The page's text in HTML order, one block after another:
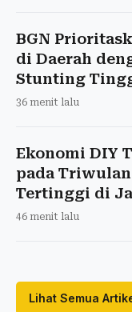
BGN
di Daerah
Stunting
36 menit lalu
Ekonomi DIY
pada Triwulan
Tertinggi di
46 menit lalu
Lihat Semua